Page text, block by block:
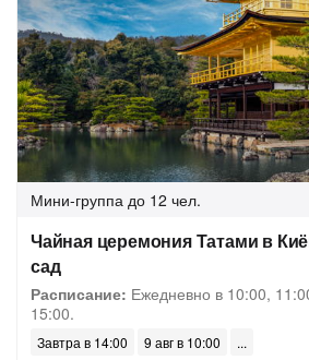
Мини-группа до 12 чел.
Чайная церемония Татами в
сад
Расписание: Ежедневно в 10:00,
15:00.
Завтра в 14:00 9 авг в 10:00